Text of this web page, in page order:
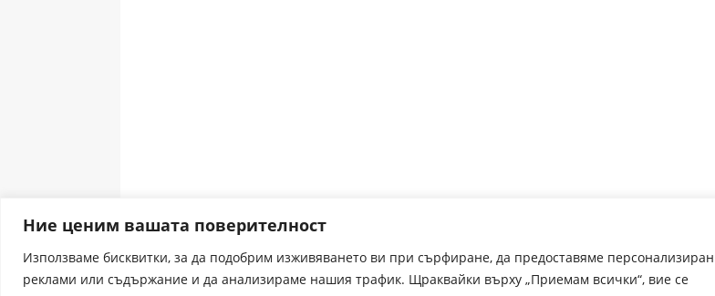
Ние ценим вашата поверителност
Използваме бисквитки, за да подобрим изживяването ви при сърфиране, да предоставяме
реклами или съдържание и да анализираме нашия трафик. Щраквайки върху „Приемам всички“, вие се